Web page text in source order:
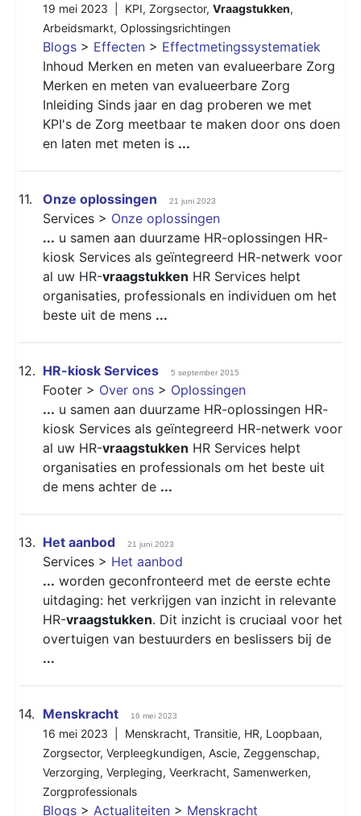
19 mei 2023 | KPI, Zorgsector, Vraagstukken,
Arbeidsmarkt, Oplossingsrichtingen
Blogs > Effecten > Effectmetingssystematiek
Inhoud Merken en meten van evalueerbare Zorg
Merken en meten van evalueerbare Zorg
Inleiding Sinds jaar en dag proberen we met
KPI's de Zorg meetbaar te maken door ons doen
en laten met meten is ...
11. Onze oplossingen 21 juni 2023
Services > Onze oplossingen
... u samen aan duurzame HR-oplossingen HR-
kiosk Services als geïntegreerd HR-netwerk voor
al uw HR-vraagstukken HR Services helpt
organisaties, professionals en individuen om het
beste uit de mens ...
12. HR-kiosk Services 5 september 2015
Footer > Over ons > Oplossingen
... u samen aan duurzame HR-oplossingen HR-
kiosk Services als geïntegreerd HR-netwerk voor
al uw HR-vraagstukken HR Services helpt
organisaties en professionals om het beste uit
de mens achter de ...
13. Het aanbod 21 juni 2023
Services > Het aanbod
... worden geconfronteerd met de eerste echte
uitdaging: het verkrijgen van inzicht in relevante
HR-vraagstukken. Dit inzicht is cruciaal voor het
overtuigen van bestuurders en beslissers bij de
...
14. Menskracht 16 mei 2023
16 mei 2023 | Menskracht, Transitie, HR, Loopbaan,
Zorgsector, Verpleegkundigen, Ascie, Zeggenschap,
Verzorging, Verpleging, Veerkracht, Samenwerken,
Zorgprofessionals
Blogs > Actualiteiten > Menskracht